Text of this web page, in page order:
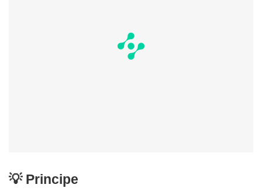
💡 Principe